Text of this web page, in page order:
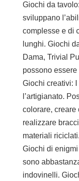
Giochi da
sviluppano
complesse e di
lunghi. Giochi
Dama, Trivial
possono
Giochi creativi: I
l’artigianato.
colorare, creare
realizzare
materiali riciclati.
Giochi di
sono
indovinelli.